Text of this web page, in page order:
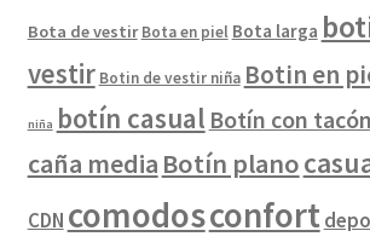
Bota de vestir Bota en piel Bota larga
vestir Botin de vestir niña Botin en
niña botín casual Botín con tacón
caña media Botín plano
CDN comodosconfort